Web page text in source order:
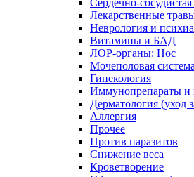
Сердечно-сосудистая
Лекарственные
Неврология и
Витамины и БАД
ЛОР-органы: Нос
Мочеполовая система
Гинекология
Иммунопрепараты и
Дерматология (уход
Аллергия
Прочее
Против паразитов
Снижение веса
Кроветворение